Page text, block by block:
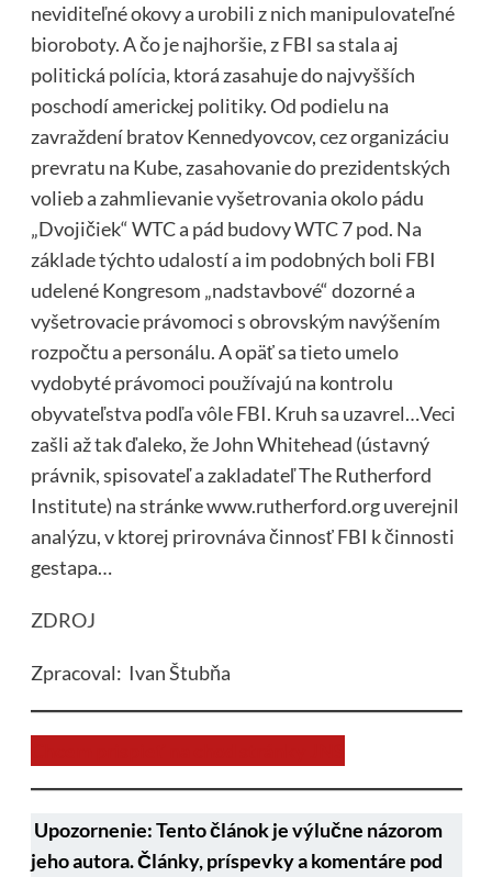
neviditeľné okovy a urobili z nich manipulovateľné
bioroboty. A čo je najhoršie, z FBI sa stala aj
politická polícia, ktorá zasahuje do najvyšších
poschodí americkej politiky. Od podielu na
zavraždení bratov Kennedyovcov, cez organizáciu
prevratu na Kube, zasahovanie do prezidentských
volieb a zahmlievanie vyšetrovania okolo pádu
„Dvojičiek“ WTC a pád budovy WTC 7 pod. Na
základe týchto udalostí a im podobných boli FBI
udelené Kongresom „nadstavbové“ dozorné a
vyšetrovacie právomoci s obrovským navýšením
rozpočtu a personálu. A opäť sa tieto umelo
vydobyté právomoci používajú na kontrolu
obyvateľstva podľa vôle FBI. Kruh sa uzavrel…Veci
zašli až tak ďaleko, že John Whitehead (ústavný
právnik, spisovateľ a zakladateľ The Rutherford
Institute) na stránke www.rutherford.org uverejnil
analýzu, v ktorej prirovnáva činnosť FBI k činnosti
gestapa…
ZDROJ
Zpracoval: Ivan Štubňa
Upozornenie: Tento článok je výlučne názorom
jeho autora. Články, príspevky a komentáre pod